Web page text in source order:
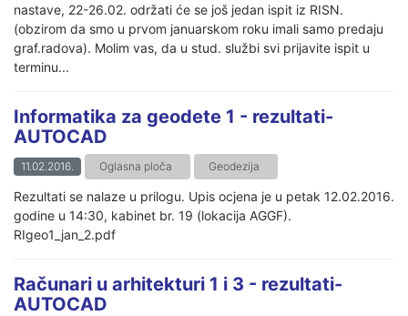
nastave, 22-26.02. održati će se još jedan ispit iz RISN.
(obzirom da smo u prvom januarskom roku imali samo predaju
graf.radova). Molim vas, da u stud. službi svi prijavite ispit u
terminu...
Informatika za geodete 1 - rezultati-
AUTOCAD
11.02.2016. Oglasna ploča Geodezija
Rezultati se nalaze u prilogu. Upis ocjena je u petak 12.02.2016.
godine u 14:30, kabinet br. 19 (lokacija AGGF).
RIgeo1_jan_2.pdf
Računari u arhitekturi 1 i 3 - rezultati-
AUTOCAD